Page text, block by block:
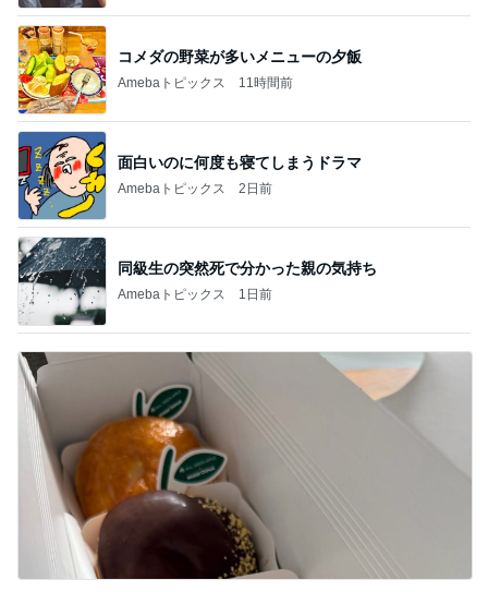
コメダの野菜が多いメニューの夕飯
Amebaトピックス 11時間前
面白いのに何度も寝てしまうドラマ
Amebaトピックス 2日前
同級生の突然死で分かった親の気持ち
Amebaトピックス 1日前